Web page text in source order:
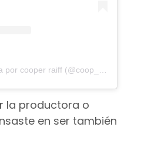
la productora o
en ser también